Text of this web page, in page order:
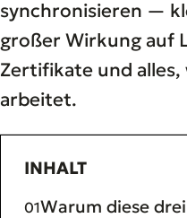
synchronisieren —
großer Wirkung auf
Zertifikate und
arbeitet.
INHALT
Warum diese